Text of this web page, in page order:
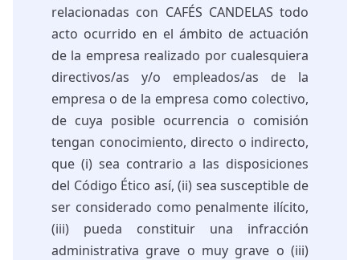
relacionadas con CAFÉS CANDELAS todo
acto ocurrido en el ámbito de actuación
de la empresa realizado por cualesquiera
directivos/as y/o empleados/as de la
empresa o de la empresa como colectivo,
de cuya posible ocurrencia o comisión
tengan conocimiento, directo o indirecto,
que (i) sea contrario a las disposiciones
del Código Ético así, (ii) sea susceptible de
ser considerado como penalmente ilícito,
(iii) pueda constituir una infracción
administrativa grave o muy grave o (iii)